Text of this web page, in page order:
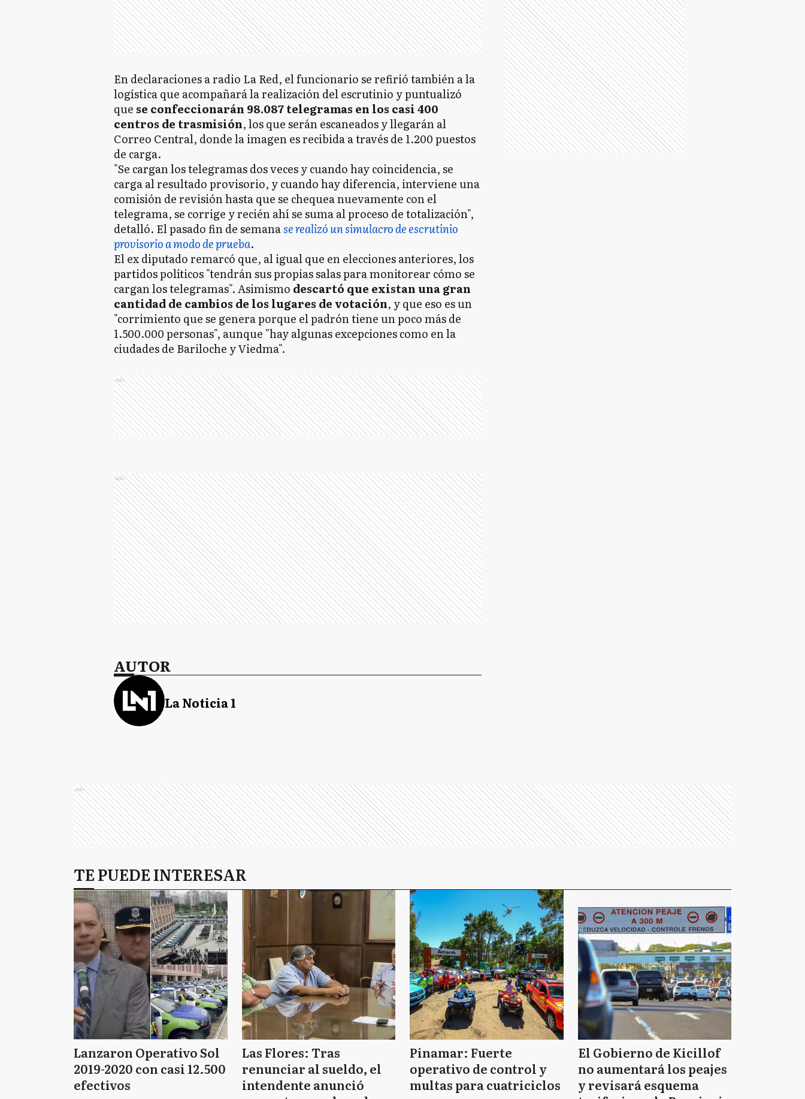
En declaraciones a radio La Red, el funcionario se refirió también a la
logística que acompañará la realización del escrutinio y puntualizó
que se confeccionarán 98.087 telegramas en los casi 400
centros de trasmisión, los que serán escaneados y llegarán al
Correo Central, donde la imagen es recibida a través de 1.200 puestos
de carga.
"Se cargan los telegramas dos veces y cuando hay coincidencia, se
carga al resultado provisorio, y cuando hay diferencia, interviene una
comisión de revisión hasta que se chequea nuevamente con el
telegrama, se corrige y recién ahí se suma al proceso de totalización",
detalló. El pasado fin de semanase realizó un simulacro de escrutinio
provisorio a modo de prueba.
El ex diputado remarcó que, al igual que en elecciones anteriores, los
partidos políticos "tendrán sus propias salas para monitorear cómo se
cargan los telegramas". Asimismo descartó que existan una gran
cantidad de cambios de los lugares de votación, y que eso es un
"corrimiento que se genera porque el padrón tiene un poco más de
1.500.000 personas", aunque "hay algunas excepciones como en la
ciudades de Bariloche y Viedma".
Ads
Ads
AUTOR
La Noticia 1
Ads
TE PUEDE INTERESAR
Lanzaron Operativo Sol
2019-2020 con casi 12.500
efectivos
Las Flores: Tras
renunciar al sueldo, el
intendente anunció
Pinamar: Fuerte
operativo de control y
multas para cuatriciclos
El Gobierno de Kicillof
no aumentará los peajes
y revisará esquema